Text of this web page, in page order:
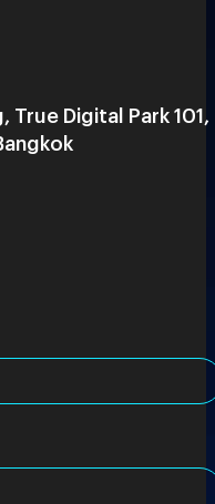
Digital Park 101,